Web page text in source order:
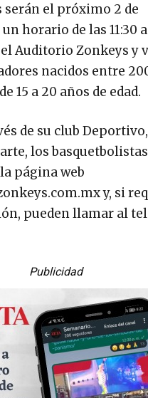
serán el próximo 2 de
horario de las 11:30
el Auditorio Zonkeys y
nacidos entre
15 a 20 años de edad.
de su club
los
página web
y, si
pueden llamar al
Publicidad